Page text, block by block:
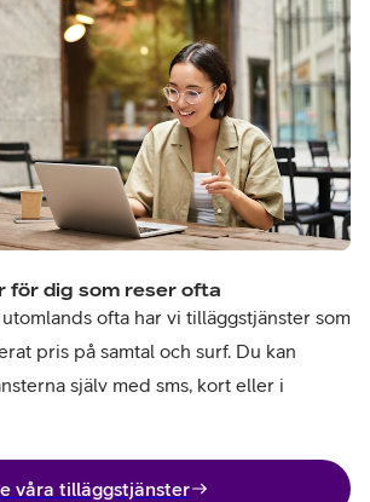
dig som reser ofta
ofta har vi tilläggstjänster som
pris på samtal och surf. Du kan
själv med sms, kort eller i
våra tilläggstjänster